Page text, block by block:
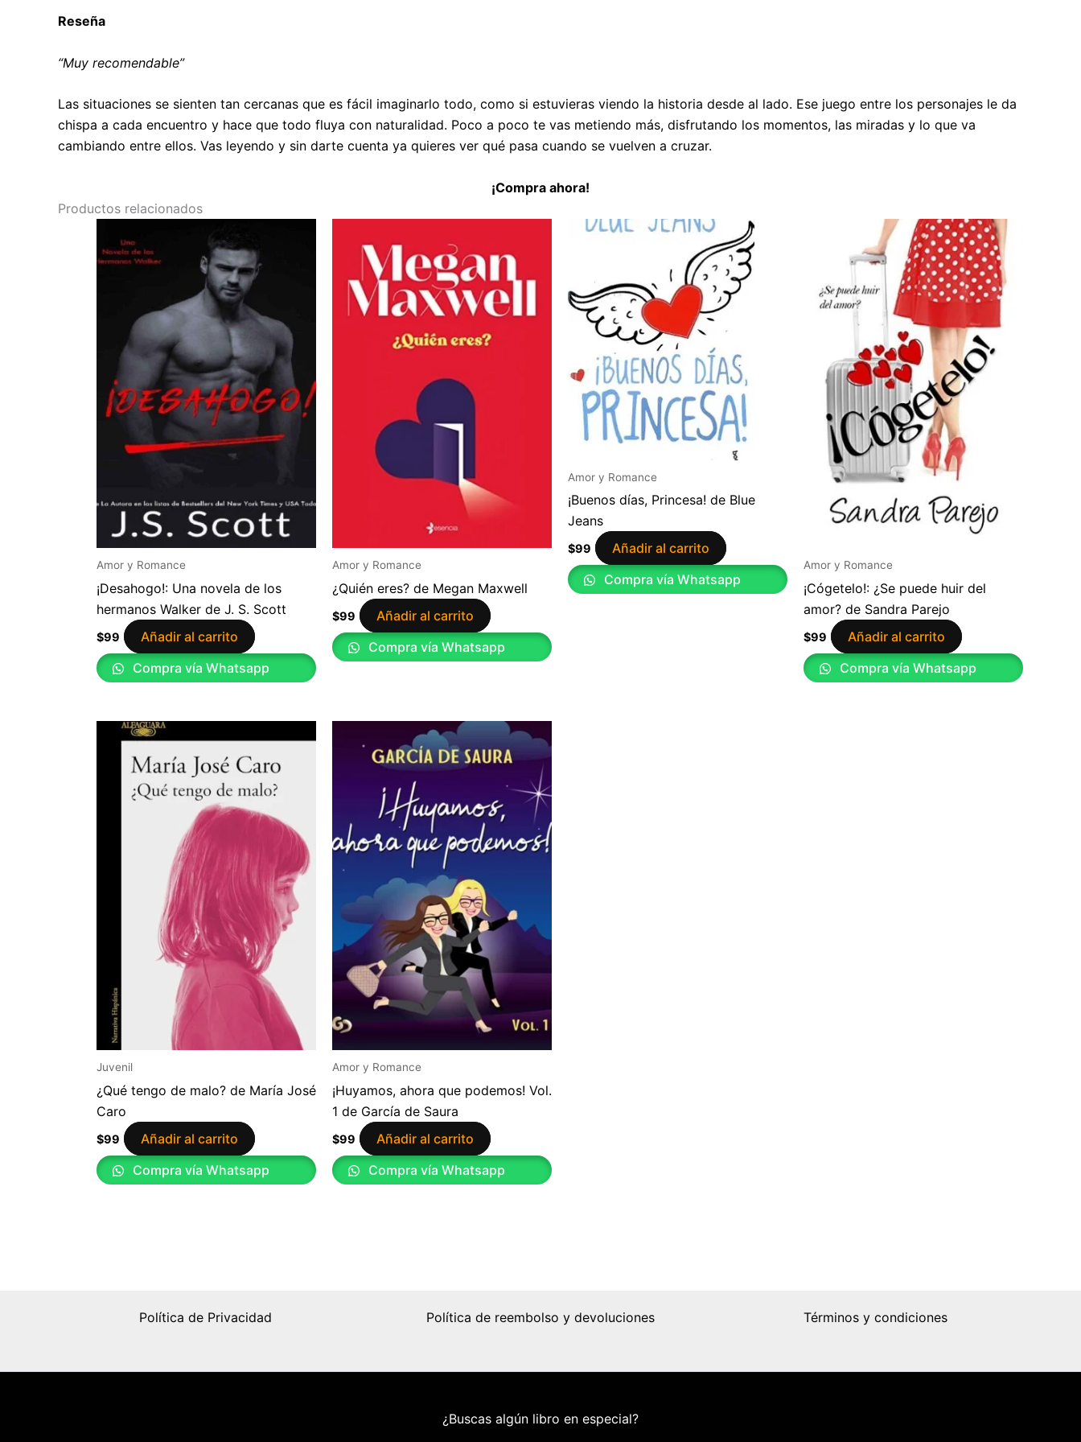
Reseña
“Muy recomendable”
Las situaciones se sienten tan cercanas que es fácil imaginarlo todo, como si estuvieras viendo la historia desde al lado. Ese juego entre los personajes le da
chispa a cada encuentro y hace que todo fluya con naturalidad. Poco a poco te vas metiendo más, disfrutando los momentos, las miradas y lo que va
cambiando entre ellos. Vas leyendo y sin darte cuenta ya quieres ver qué pasa cuando se vuelven a cruzar.
¡Compra ahora!
Productos relacionados
Amor y Romance
¡Desahogo!: Una novela de los
hermanos Walker de J. S. Scott
$99
Añadir al carrito
Compra vía Whatsapp
Amor y Romance
¿Quién eres? de Megan Maxwell
$99
Añadir al carrito
Compra vía Whatsapp
Amor y Romance
¡Buenos días, Princesa! de Blue
Jeans
$99
Añadir al carrito
Compra vía Whatsapp
Amor y Romance
¡Cógetelo!: ¿Se puede huir del
amor? de Sandra Parejo
$99
Añadir al carrito
Compra vía Whatsapp
Juvenil
¿Qué tengo de malo? de María José
Caro
$99
Añadir al carrito
Compra vía Whatsapp
Amor y Romance
¡Huyamos, ahora que podemos! Vol.
1 de García de Saura
$99
Añadir al carrito
Compra vía Whatsapp
Política de Privacidad Política de reembolso y devoluciones Términos y condiciones
¿Buscas algún libro en especial?